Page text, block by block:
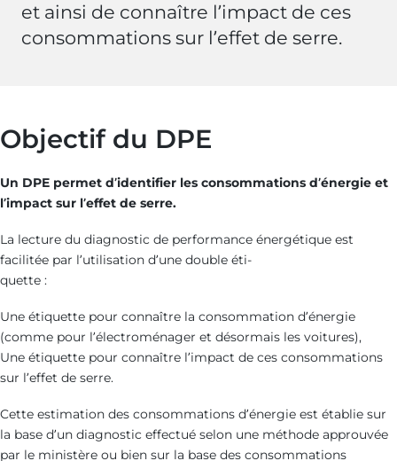
et ainsi de connaître l’impact de ces
consommations sur l’effet de serre.
Objectif du DPE
Un DPE permet d’identifier les consommations d’énergie et
l’impact sur l’effet de serre.
La lecture du diagnostic de performance énergétique est
facilitée par l’utilisation d’une double éti-
quette :
Une étiquette pour connaître la consommation d’énergie
(comme pour l’électroménager et désormais les voitures),
Une étiquette pour connaître l’impact de ces consommations
sur l’effet de serre.
Cette estimation des consommations d’énergie est établie sur
la base d’un diagnostic effectué selon une méthode approuvée
par le ministère ou bien sur la base des consommations